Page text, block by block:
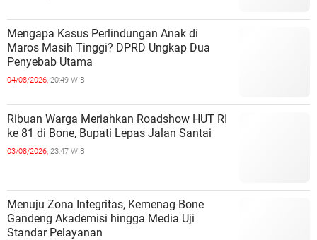
Mengapa Kasus Perlindungan Anak di
Maros Masih Tinggi? DPRD Ungkap Dua
Penyebab Utama
04/08/2026, 20:49 WIB
Ribuan Warga Meriahkan Roadshow HUT RI
ke 81 di Bone, Bupati Lepas Jalan Santai
03/08/2026, 23:47 WIB
Menuju Zona Integritas, Kemenag Bone
Gandeng Akademisi hingga Media Uji
Standar Pelayanan